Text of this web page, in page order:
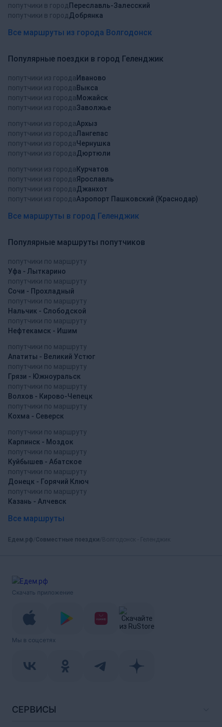
попутчики в город Переславль-Залесский
попутчики в город Добрянка
Все маршруты из города Волгодонск
Популярные поездки в город Геленджик
попутчики из города Иваново
попутчики из города Выкса
попутчики из города Можайск
попутчики из городаЗаволжье
попутчики из городаАрхыз
попутчики из городаЛангепас
попутчики из городаЧернушка
попутчики из городаДюртюли
попутчики из города Курчатов
попутчики из городаЯрославль
попутчики из городаДжанхот
попутчики из городаАэропорт Пашковский (Краснодар)
Все маршруты в город Геленджик
Популярные маршруты попутчиков
попутчики по маршруту
Уфа - Лыткарино
попутчики по маршруту
Сочи - Прохладный
попутчики по маршруту
Нальчик - Слободской
попутчики по маршруту
Нефтекамск - Ишим
попутчики по маршруту
Апатиты - Великий Устюг
попутчики по маршруту
Грязи - Южноуральск
попутчики по маршруту
Волхов - Кирово-Чепецк
попутчики по маршруту
Кохма - Северск
попутчики по маршруту
Карпинск - Моздок
попутчики по маршруту
Куйбышев - Абатское
попутчики по маршруту
Донецк - Горячий Ключ
попутчики по маршруту
Казань - Алчевск
Все маршруты
Едем.рф Совместные поездки
Скачать приложение
Мы в соцсетях
СЕРВИСЫ